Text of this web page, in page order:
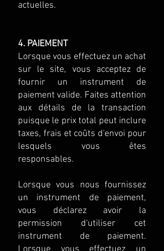
actuelles.
4. PAIEMENT
Lorsque vous effectuez un achat
sur le site, vous acceptez de
fournir un instrument de
paiement valide. Faites attention
aux détails de la transaction
puisque le prix total peut inclure
taxes, frais et coûts d'envoi pour
lesquels vous êtes
responsables.
Lorsque vous nous fournissez
un instrument de paiement,
vous déclarez avoir la
permission d'utiliser cet
instrument de paiement.